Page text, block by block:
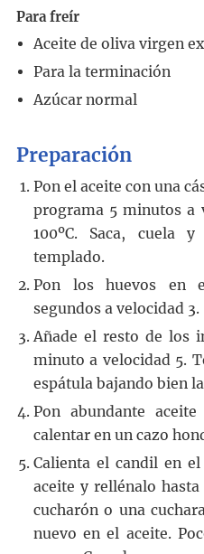
Para freír
Aceite de oliva virgen
Para la terminación
Azúcar normal
Preparación
Pon el aceite con una
programa 5 minutos a
100ºC. Saca, cuela
templado.
Pon los huevos en
segundos a velocidad 3.
Añade el resto de los
minuto a velocidad 5.
espátula bajando bien
Pon abundante
calentar en un cazo
Calienta el candil en
aceite y rellénalo
cucharón o una
nuevo en el aceite.